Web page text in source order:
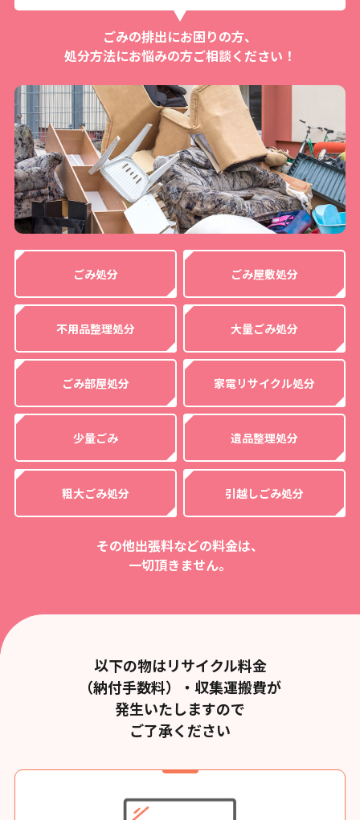
ごみの排出にお困りの方、
処分方法にお悩みの方ご相談ください！
ごみ処分 ごみ屋敷処分
不用品整理処分 大量ごみ処分
ごみ部屋処分 家電リサイクル処分
少量ごみ 遺品整理処分
粗大ごみ処分 引越しごみ処分
その他出張料などの料金は、
一切頂きません。
以下の物はリサイクル料金
（納付手数料）・収集運搬費が
発生いたしますので
ご了承ください